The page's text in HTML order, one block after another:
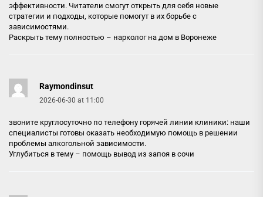
эффективности. Читатели смогут открыть для себя новые
стратегии и подходы, которые помогут в их борьбе с
зависимостями.
Раскрыть тему полностью – нарколог на дом в Воронеже
Raymondinsut
2026-06-30 at 11:00
звоните круглосуточно по телефону горячей линии клиники: наши
специалисты готовы оказать необходимую помощь в решении
проблемы алкогольной зависимости.
Углубиться в тему – помощь вывод из запоя в сочи